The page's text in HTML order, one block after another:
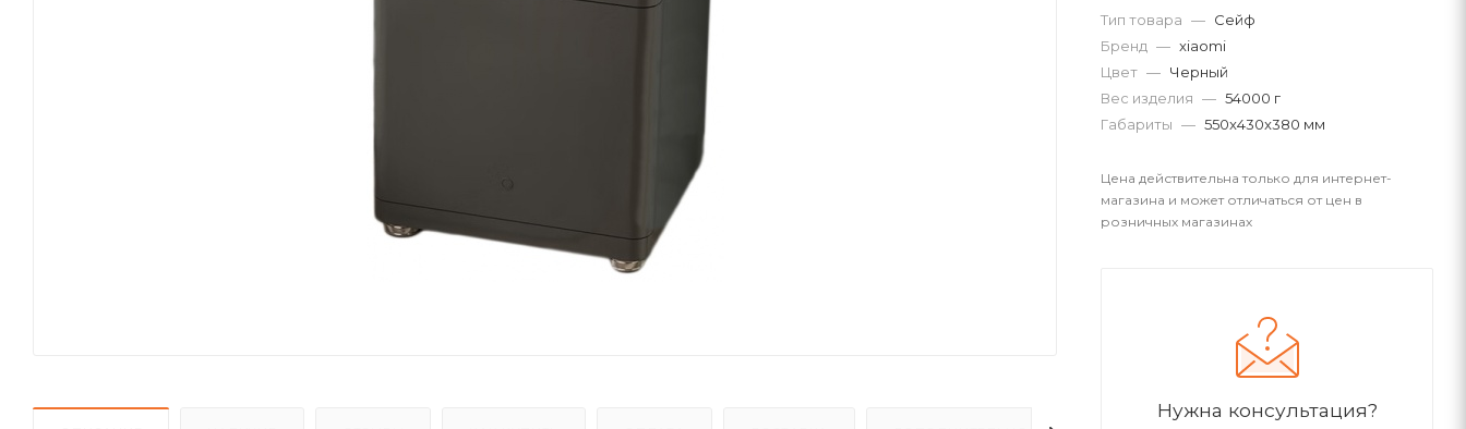
Тип товара — Сейф
Бренд — xiaomi
Цвет — Черный
Вес изделия — 54000 г
Габариты — 550x430x380 мм
Цена действительна только для интернет-
магазина и может отличаться от цен в
розничных магазинах
Нужна консультация?